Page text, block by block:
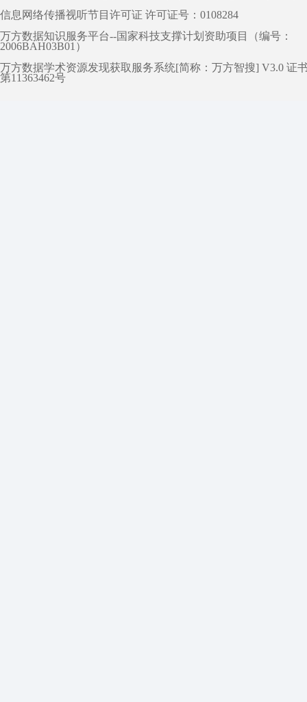
信息网络传播视听节目许可证 许可证号：0108284
万方数据知识服务平台--国家科技支撑计划资助项目（编号：
2006BAH03B01）
万方数据学术资源发现获取服务系统[简称：万方智搜] V3.0 证
第11363462号